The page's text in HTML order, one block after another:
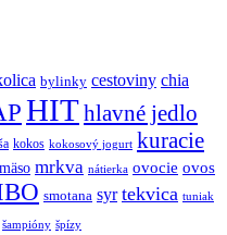
bylinky cestoviny chia
HIThlavné jedlo
kokos kokosový jogurt kuracie
mrkva nátierka ovocie ovos
smotana syr tekvica tuniak
šampióny špízy